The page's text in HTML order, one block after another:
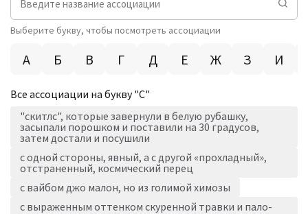
Выберите букву, чтобы посмотреть ассоциации
А Б В Г Д Е Ж З И
Все ассоциации на букву "С"
"скитлс", которые завернули в белую рубашку,
засыпали порошком и поставили на 30 градусов,
затем достали и посушили
с одной стороны, явный, а с другой «прохладный»,
отстраненный, космический перец
с вайбом джо малон, но из голимой химозы
с выраженным оттенком скуренной травки и пало-